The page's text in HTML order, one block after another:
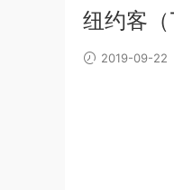
纽约客
2019-09-22